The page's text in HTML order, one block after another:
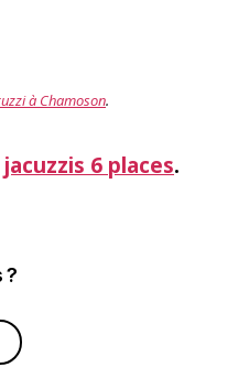
à Chamoson.
jacuzzis 6 places.
?